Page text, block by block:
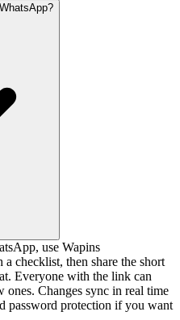
use Wapins
checklist, then share the short
Everyone with the link can
Changes sync in real time
password protection if you want